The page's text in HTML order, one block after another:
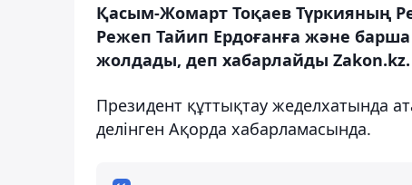
Қасым-Жомарт Тоқаев Түркияның
Режеп Тайип Ердоғанға және
жолдады, деп хабарлайды Zakon.kz.
Президент құттықтау жеделхатында
делінген Ақорда хабарламасында.